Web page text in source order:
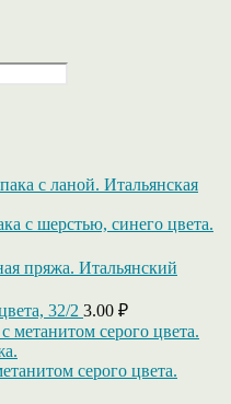
с шерстью, синего цвета.
32/2 3.00 ₽
серого цвета.